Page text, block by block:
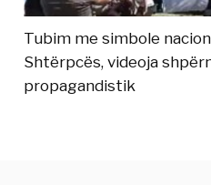
Tubim me simbole
Shtërpcës, videoja
propagandistik